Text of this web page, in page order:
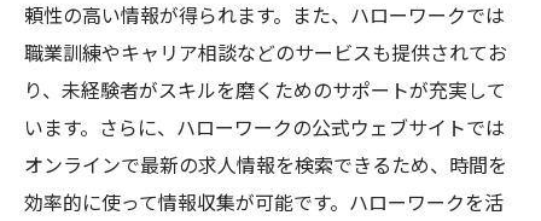
頼性の高い情報が得られます。また、ハローワークでは
職業訓練やキャリア相談などのサービスも提供されてお
り、未経験者がスキルを磨くためのサポートが充実して
います。さらに、ハローワークの公式ウェブサイトでは
オンラインで最新の求人情報を検索できるため、時間を
効率的に使って情報収集が可能です。ハローワークを活